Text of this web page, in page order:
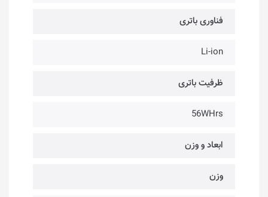
فناوری باتری
Li-ion
ظرفیت باتری
56WHrs
ابعاد و وزن
وزن